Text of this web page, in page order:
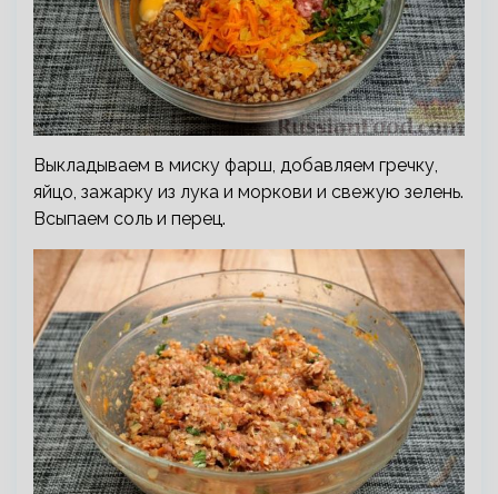
Выкладываем в миску фарш, добавляем гречку,
яйцо, зажарку из лука и моркови и свежую зелень.
Всыпаем соль и перец.